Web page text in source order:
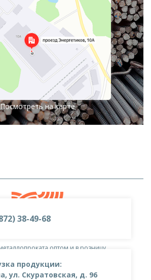
Посмотреть на карте
38-49-68
продукции:
ул. Скуратовская, д. 96
оптом и в розницу